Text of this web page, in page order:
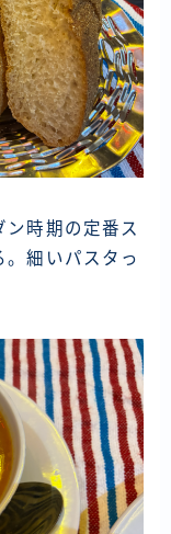
ン時期の定番ス
細いパスタっ